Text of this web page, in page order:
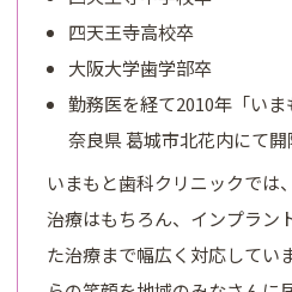
四天王寺高校卒
大阪大学歯学部卒
勤務医を経て2010年「い
奈良県 葛城市北花内にて開
いまもと歯科クリニックでは
治療はもちろん、インプラン
た治療まで幅広く対応してい